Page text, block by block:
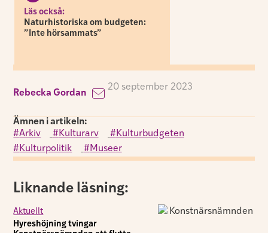
Läs också:
Naturhistoriska om budgeten:
”Inte hörsammats”
Rebecka Gordan
20 september 2023
Ämnen i artikeln:
Arkiv
Kulturarv Kulturbudgeten
Kulturpolitik
Museer
Liknande läsning:
Aktuellt
Hyreshöjning tvingar